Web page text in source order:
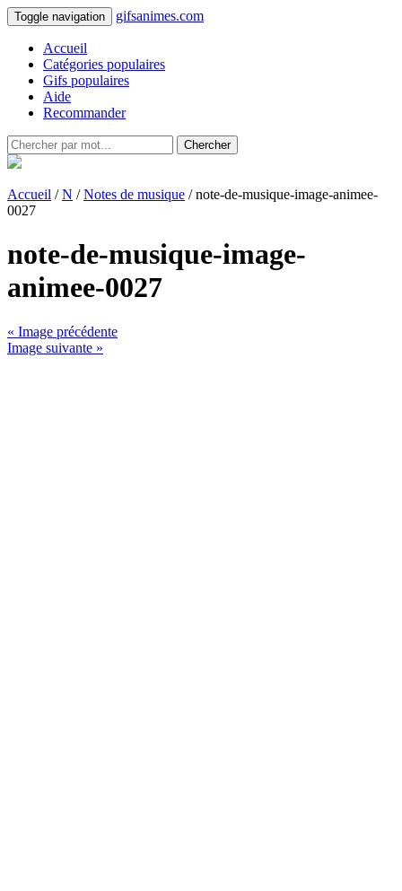
Toggle navigation gifsanimes.com
Accueil
Catégories populaires
Gifs populaires
Aide
Recommander
Chercher
Accueil /N /Notes de musique / note-de-musique-image-animee-
0027
note-de-musique-image-
animee-0027
« Image précédente
Image suivante »